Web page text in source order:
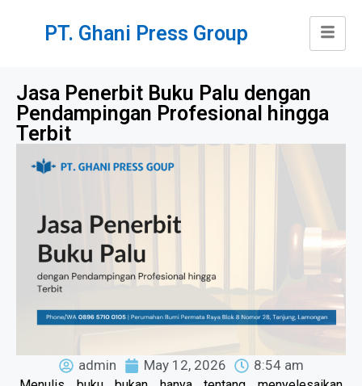
PT. Ghani Press Group
Jasa Penerbit Buku Palu dengan
Pendampingan Profesional hingga
Terbit
admin May 12, 2026 8:54 am